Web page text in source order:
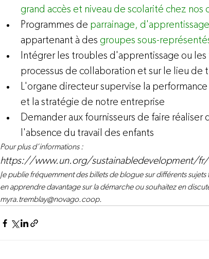
grand accès et niveau de scolarité chez
Programmes de parrainage, d'apprentissage
appartenant à des groupes sous-
Intégrer les troubles d'apprentissage ou
processus de collaboration et sur le lieu de
L'organe directeur supervise la
et la stratégie de notre entreprise
Demander aux fournisseurs de faire
l'absence du travail des enfants
Pour plus d’informations :
https://www.un.org/sustainabledevelopment/
Je publie fréquemment des billets de blogue sur différents
en apprendre davantage sur la démarche ou souhaitez en
myra.tremblay@novago.coop.